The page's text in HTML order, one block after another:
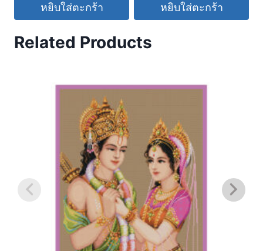
หยิบใส่ตะกร้า หยิบใส่ตะกร้า
Related Products